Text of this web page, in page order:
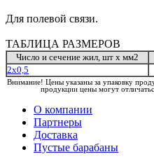
Для полевой связи.
ТАБЛИЦА РАЗМЕРОВ
Число и сечение жил, шт х мм2
2х0,5
Внимание! Цены указаны за упаковку
продукции цены могут
О компании
Партнеры
Доставка
Пустые барабаны